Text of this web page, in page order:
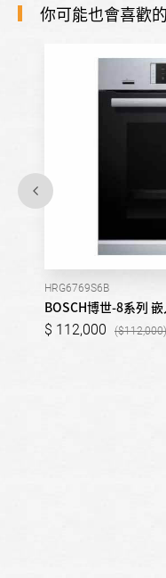
你可能也會喜歡
HRG6769S6B
BOSCH博世-8系列
112,000 112,000